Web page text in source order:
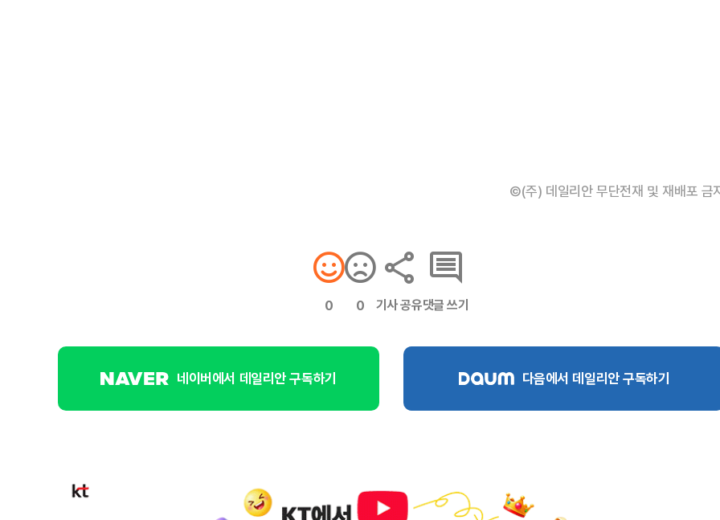
©(주) 데일리안 무단전재 및 재배포 금
0 0 기사 공유댓글 쓰기
네이버에서 데일리안 구독하기 다음에서 데일리안 구독하기